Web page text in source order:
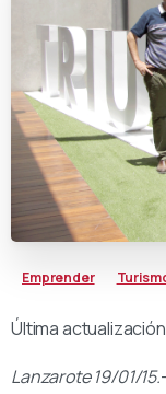
Emprender
Última
Lanzarote 19/01/15.